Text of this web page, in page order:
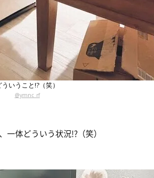
ういうこと!?（笑）
@ymnc_rf
体どういう状況!?（笑）